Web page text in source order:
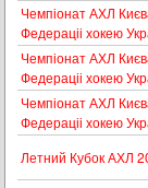
Чемпіонат АХЛ
Федераціі хокею
Чемпіонат АХЛ
Федераціі хокею
Чемпіонат АХЛ
Федераціі хокею
Летний Кубок АХЛ